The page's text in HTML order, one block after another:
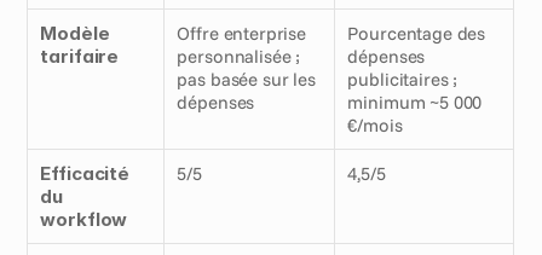
Modèle
tarifaire
Offre enterprise
personnalisée ;
pas basée sur les
dépenses
Pourcentage des
dépenses
publicitaires ;
minimum ~5 000
€/mois
Efficacité
du
workflow
5/5 4,5/5